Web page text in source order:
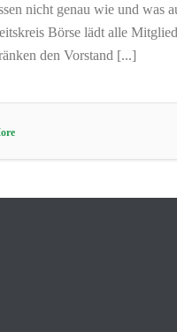
nicht genau wie und was
Börse lädt alle
den Vorstand [...]